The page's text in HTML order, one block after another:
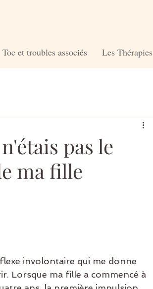
Toc et troubles associés Les Thérapies
pas le
ma fille
involontaire qui me donne
Lorsque ma fille a commencé à